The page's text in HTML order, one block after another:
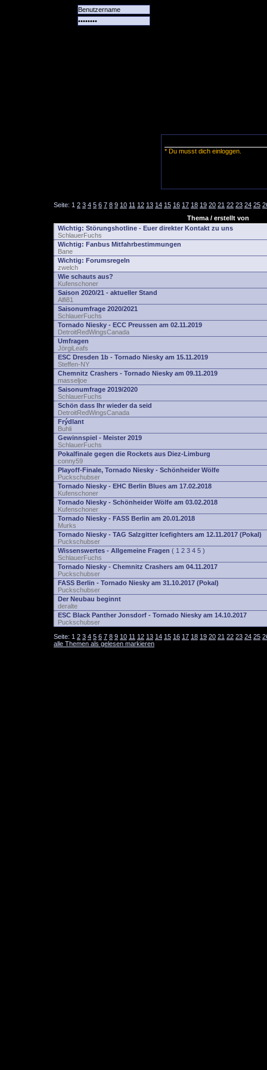
* Du musst dich einloggen.
Seite: 1 2 3 4 5 6 7 8 9 10 11 12 13 14 15 16 17 18 19 20 21 22 23 24 25
Thema / erstellt von
Wichtig: Störungshotline - Euer direkter Kontakt zu uns
SchlauerFuchs
Wichtig: Fanbus Mitfahrbestimmungen
Bane
Wichtig: Forumsregeln
zwelch
Wie schauts aus?
Kufenschoner
Saison 2020/21 - aktueller Stand
Alfi81
Saisonumfrage 2020/2021
SchlauerFuchs
Tornado Niesky - ECC Preussen am 02.11.2019
DetroitRedWingsCanada
Umfragen
JörgiLeafs
ESC Dresden 1b - Tornado Niesky am 15.11.2019
Steffen-NY
Chemnitz Crashers - Tornado Niesky am 09.11.2019
masseljoe
Saisonumfrage 2019/2020
SchlauerFuchs
Schön dass Ihr wieder da seid
DetroitRedWingsCanada
Frýdlant
Buhli
Gewinnspiel - Meister 2019
SchlauerFuchs
Pokalfinale gegen die Rockets aus Diez-Limburg
conny59
Playoff-Finale, Tornado Niesky - Schönheider Wölfe
Puckschubser
Tornado Niesky - EHC Berlin Blues am 17.02.2018
Kufenschoner
Tornado Niesky - Schönheider Wölfe am 03.02.2018
Kufenschoner
Tornado Niesky - FASS Berlin am 20.01.2018
Murks
Tornado Niesky - TAG Salzgitter Icefighters am 12.11.2017 (Pokal)
Puckschubser
Wissenswertes - Allgemeine Fragen ( 1 2 3 4 5 )
SchlauerFuchs
Tornado Niesky - Chemnitz Crashers am 04.11.2017
Puckschubser
FASS Berlin - Tornado Niesky am 31.10.2017 (Pokal)
Puckschubser
Der Neubau beginnt
deralte
ESC Black Panther Jonsdorf - Tornado Niesky am 14.10.2017
Puckschubser
Seite: 1 2 3 4 5 6 7 8 9 10 11 12 13 14 15 16 17 18 19 20 21 22 23 24 25
alle Themen als gelesen markieren